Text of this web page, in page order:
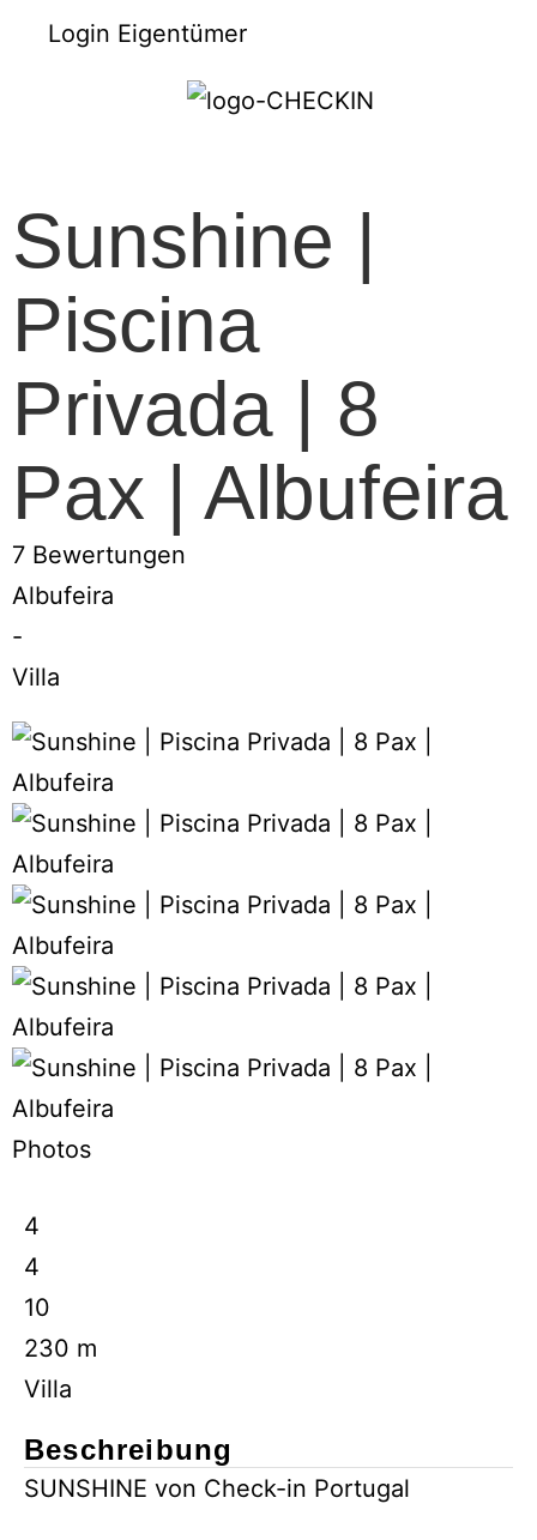
Login Eigentümer
Sunshine |
Piscina
Privada | 8
Pax | Albufeira
7 Bewertungen
Albufeira
-
Villa
Photos
4
4
10
230 m
Villa
Beschreibung
SUNSHINE von Check-in Portugal